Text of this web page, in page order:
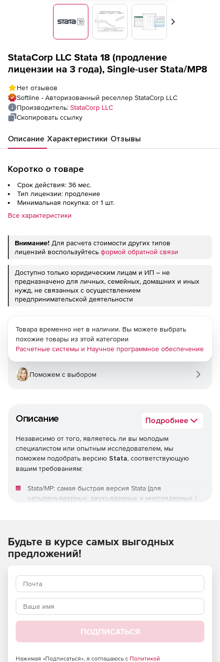
Вперед
StataCorp LLC Stata 18 (продление
лицензии на 3 года), Single-user Stata/MP8
Нет отзывов
Softline - Авторизованный реселлер StataCorp LLC
Производитель: StataCorp LLC
Скопировать ссылку
Описание Характеристики Отзывы
Коротко о товаре
Срок действия: 36 мес.
Тип лицензии: продление
Минимальная покупка: от 1 шт.
Все характеристики
Внимание! Для расчета стоимости других типов
лицензий воспользуйтесь формой обратной связи
Доступно только юридическим лицам и ИП – не
предназначено для личных, семейных, домашних и иных
нужд, не связанных с осуществлением
предпринимательской деятельности
Описание Подробнее
Независимо от того, являетесь ли вы молодым
специалистом или опытным исследователем, мы
поможем подобрать версию Stata, соответствующую
вашим требованиям:
Stata/MP: самая быстрая версия Stata (для
четырехъядерных, двухъядерных и многоядерных /
наборов данных.
данных среднего размера.
Товара временно нет в наличии. Вы можете выбрать
похожие товары из этой категории
Расчетные системы и Научное программное обеспечение
Поможем с выбором
Будьте в курсе самых выгодных
предложений!
ПОДПИСАТЬСЯ
Нажимая «Подписаться», я соглашаюсь с Политикой